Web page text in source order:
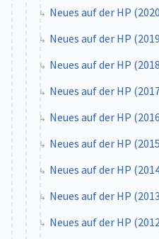
Neues auf der HP
Neues auf der HP
Neues auf der HP
Neues auf der HP
Neues auf der HP
Neues auf der HP
Neues auf der HP
Neues auf der HP
Neues auf der HP